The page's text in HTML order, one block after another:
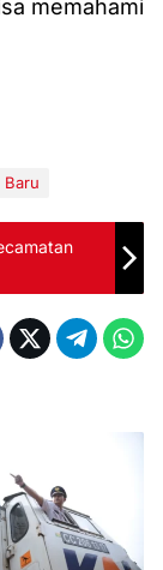
memahami
Baru